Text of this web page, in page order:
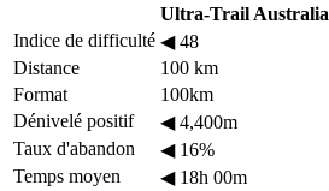
Ultra-Trail Australia
Indice de difficulté ◀48
Distance
100 km
Format
100km
Dénivelé positif
◀4,400m
Taux d'abandon
◀16%
Temps moyen
◀18h 00m